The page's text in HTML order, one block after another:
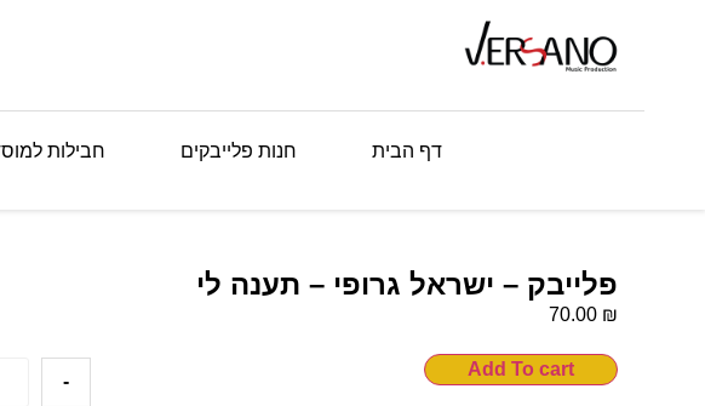
דף הבית חנות פלייבקים חבילות
פלייבק – ישראל גרופי – תענה לי
70.00 ₪
-
Add To cart